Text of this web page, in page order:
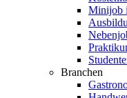
Minijob
Branchen